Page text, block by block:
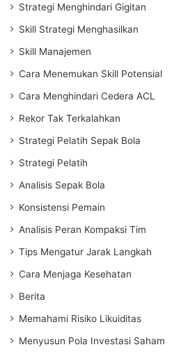
Strategi Menghindari Gigitan
Skill Strategi Menghasilkan
Skill Manajemen
Cara Menemukan Skill Potensial
Cara Menghindari Cedera ACL
Rekor Tak Terkalahkan
Strategi Pelatih Sepak Bola
Strategi Pelatih
Analisis Sepak Bola
Konsistensi Pemain
Analisis Peran Kompaksi Tim
Tips Mengatur Jarak Langkah
Cara Menjaga Kesehatan
Berita
Memahami Risiko Likuiditas
Menyusun Pola Investasi Saham